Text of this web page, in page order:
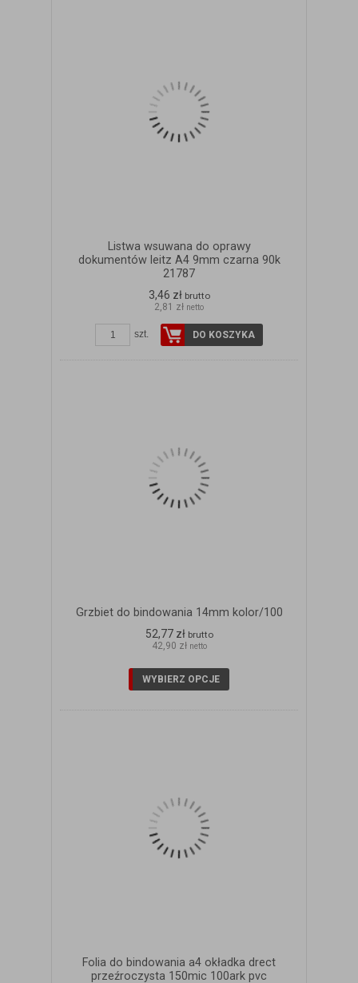
Listwa wsuwana do oprawy
dokumentów leitz A4 9mm czarna 90k
21787
3,46 zł brutto
2,81 zł netto
szt. DO KOSZYKA
Grzbiet do bindowania 14mm kolor/100
52,77 zł brutto
42,90 zł netto
WYBIERZ OPCJE
Folia do bindowania a4 okładka drect
przeźroczysta 150mic 100ark pvc